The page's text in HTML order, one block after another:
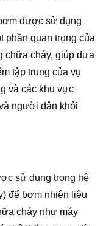
được sử dụng
phần quan trọng của
chữa cháy, giúp đưa
tập trung của vụ
và các khu vực
người dân khỏi
sử dụng trong hệ
để bơm nhiên liệu
cháy như máy